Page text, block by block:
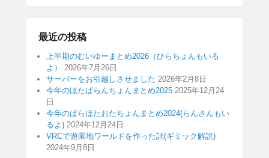
最近の投稿
上半期のむいゆーまとめ2026（ひらちょんもいる
よ）
2026年7月26日
サーバーをお引越しさせました 2026年2月8日
今年のほたぱらんちょんまとめ2025 2025年12月24
日
今年のぱらほたおたちょんまとめ2024(らんさんもい
るよ) 2024年12月24日
VRCで遊園地ワールドを作った話(ギミック解説)
2024年9月8日